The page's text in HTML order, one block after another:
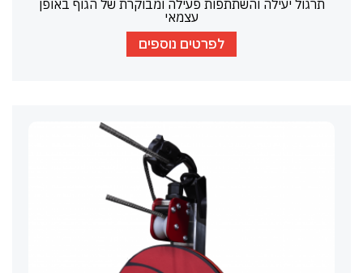
תרגול יעילה והשתתפות פעילה ומבוקרת של הגוף באופן
עצמאי
לפרטים נוספים